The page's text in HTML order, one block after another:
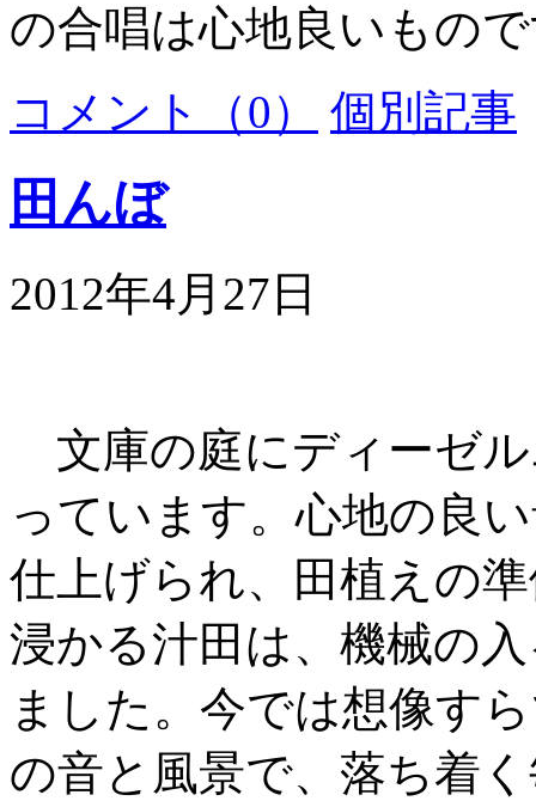
の合唱は心地良いもの
コメント（0）
個別記事
田んぼ
2012年4月27日
文庫の庭にディーゼ
っています。心地の良
仕上げられ、田植えの
浸かる汁田は、機械の
ました。今では想像す
の音と風景で、落ち着